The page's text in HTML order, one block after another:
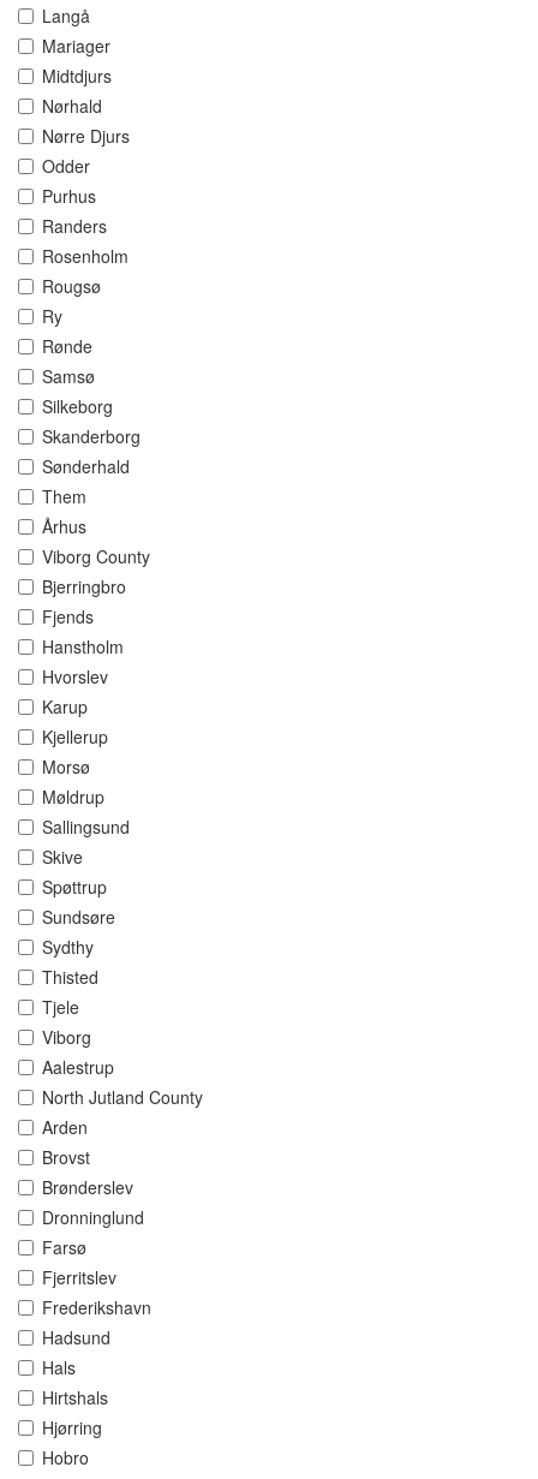
Langå
Mariager
Midtdjurs
Nørhald
Nørre Djurs
Odder
Purhus
Randers
Rosenholm
Rougsø
Ry
Rønde
Samsø
Silkeborg
Skanderborg
Sønderhald
Them
Århus
Viborg County
Bjerringbro
Fjends
Hanstholm
Hvorslev
Karup
Kjellerup
Morsø
Møldrup
Sallingsund
Skive
Spøttrup
Sundsøre
Sydthy
Thisted
Tjele
Viborg
Aalestrup
North Jutland County
Arden
Brovst
Brønderslev
Dronninglund
Farsø
Fjerritslev
Frederikshavn
Hadsund
Hals
Hirtshals
Hjørring
Hobro